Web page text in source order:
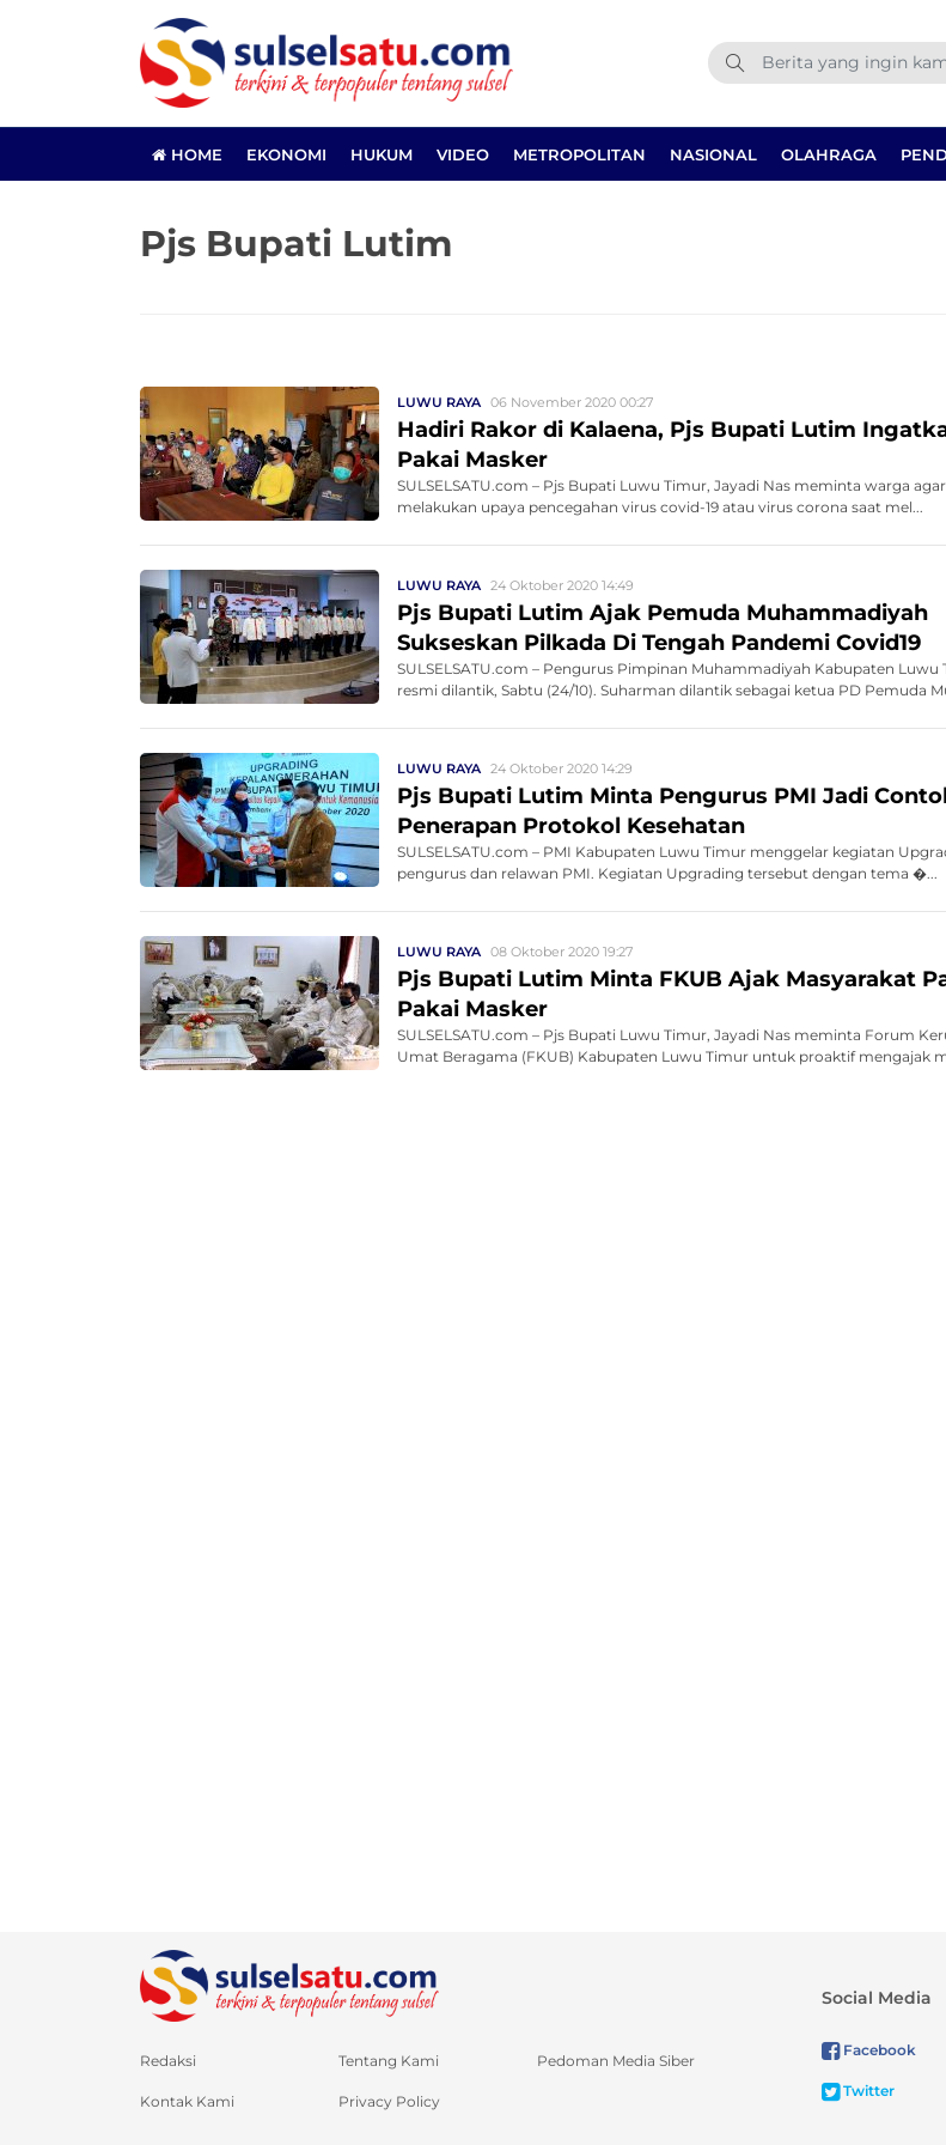
HOME EKONOMI HUKUM VIDEO METROPOLITAN NASIONAL OLAHRAGA
Pjs Bupati Lutim
LUWU RAYA 06 November 2020 00:27
Hadiri Rakor di Kalaena, Pjs Bupati Lutim
Pakai Masker
SULSELSATU.com – Pjs Bupati Luwu Timur, Jayadi Nas meminta warga
melakukan upaya pencegahan virus covid-19 atau virus corona saat mel...
LUWU RAYA 24 Oktober 2020 14:49
Pjs Bupati Lutim Ajak Pemuda Muhammadiyah
Sukseskan Pilkada Di Tengah Pandemi Covid19
SULSELSATU.com – Pengurus Pimpinan Muhammadiyah Kabupaten Luwu
resmi dilantik, Sabtu (24/10). Suharman dilantik sebagai ketua PD Pemuda
LUWU RAYA 24 Oktober 2020 14:29
Pjs Bupati Lutim Minta Pengurus PMI Jadi
Penerapan Protokol Kesehatan
SULSELSATU.com – PMI Kabupaten Luwu Timur menggelar kegiatan
pengurus dan relawan PMI. Kegiatan Upgrading tersebut dengan tema �...
LUWU RAYA 08 Oktober 2020 19:27
Pjs Bupati Lutim Minta FKUB Ajak Masyarakat
Pakai Masker
SULSELSATU.com – Pjs Bupati Luwu Timur, Jayadi Nas meminta Forum
Umat Beragama (FKUB) Kabupaten Luwu Timur untuk proaktif mengajak
Redaksi Tentang Kami Pedoman Media Siber
Kontak Kami Privacy Policy
Social Media
Facebook
Twitter